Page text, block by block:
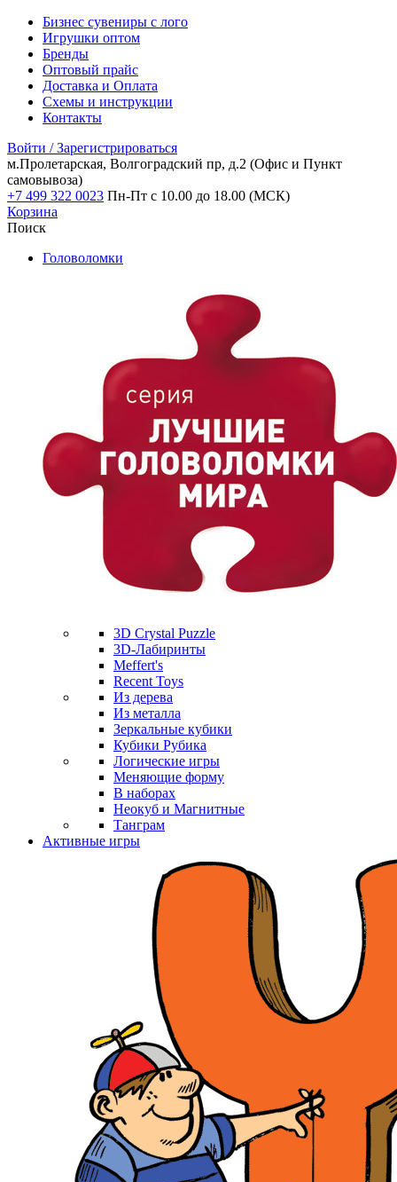
Бизнес сувениры с лого
Игрушки оптом
Бренды
Оптовый прайс
Доставка и Оплата
Схемы и инструкции
Контакты
Войти / Зарегистрироваться
м.Пролетарская, Волгоградский пр, д.2 (Офис и Пункт
самовывоза)
+7 499 322 0023 Пн-Пт с 10.00 до 18.00 (МСК)
Корзина
Поиск
Головоломки
3D Crystal Puzzle
3D-Лабиринты
Meffert's
Recent Toys
Из дерева
Из металла
Зеркальные кубики
Кубики Рубика
Логические игры
Меняющие форму
В наборах
Неокуб и Магнитные
Танграм
Активные игры